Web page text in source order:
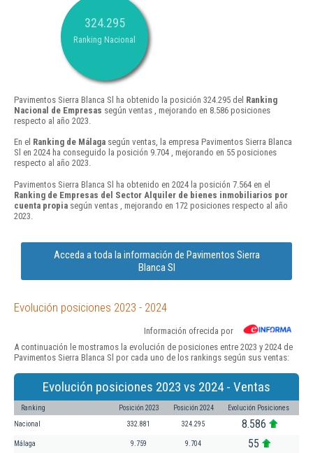
324.295
Ranking Nacional
Pavimentos Sierra Blanca Sl ha obtenido la posición 324.295 del Ranking
Nacional de Empresas según ventas , mejorando en 8.586 posiciones
respecto al año 2023.
En el Ranking de Málaga según ventas, la empresa Pavimentos Sierra Blanca
Sl en 2024 ha conseguido la posición 9.704 , mejorando en 55 posiciones
respecto al año 2023.
Pavimentos Sierra Blanca Sl ha obtenido en 2024 la posición 7.564 en el
Ranking de Empresas del Sector Alquiler de bienes inmobiliarios por
cuenta propia según ventas , mejorando en 172 posiciones respecto al año
2023.
Acceda a toda la información de Pavimentos Sierra
Blanca Sl
Evolución posiciones 2023 - 2024
Información ofrecida por
A continuación le mostramos la evolución de posiciones entre 2023 y 2024 de
Pavimentos Sierra Blanca Sl por cada uno de los rankings según sus ventas:
Evolución posiciones 2023 vs 2024 - Ventas
Ranking Posición 2023 Posición 2024 Evolución Posiciones
Nacional 332.881 324.295 8.586
Málaga 9.759 9.704 55